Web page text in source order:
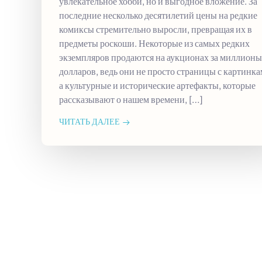
последние несколько десятилетий цены на редкие
комиксы стремительно выросли, превращая их в
предметы роскоши. Некоторые из самых редких
экземпляров продаются на аукционах за миллионы
долларов, ведь они не просто страницы с
а культурные и исторические артефакты, которые
рассказывают о нашем времени, […]
ЧИТАТЬ ДАЛЕЕ